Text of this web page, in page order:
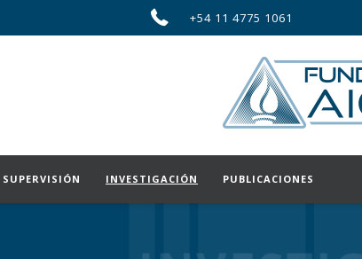
+54 11 4775 1061
SUPERVISIÓN INVESTIGACIÓN PUBLICACIONES